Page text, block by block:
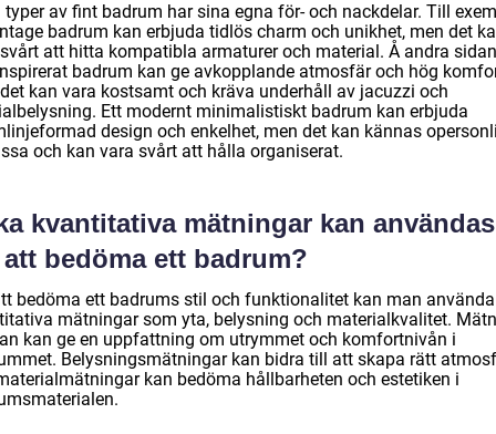
typer av fint badrum har sina egna för- och nackdelar. Till
badrum kan erbjuda tidlös charm och unikhet, men det
att hitta kompatibla armaturer och material. Å andra
badrum kan ge avkopplande atmosfär och hög
kan vara kostsamt och kräva underhåll av jacuzzi och
Ett modernt minimalistiskt badrum kan erbjuda
design och enkelhet, men det kan kännas
och kan vara svårt att hålla organiserat.
kvantitativa mätningar kan användas
bedöma ett badrum?
bedöma ett badrums stil och funktionalitet kan man använda
mätningar som yta, belysning och materialkvalitet.
kan ge en uppfattning om utrymmet och komfortnivån i
Belysningsmätningar kan bidra till att skapa rätt
kan bedöma hållbarheten och estetiken i